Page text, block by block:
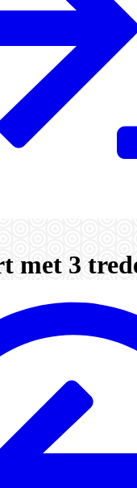
met 3